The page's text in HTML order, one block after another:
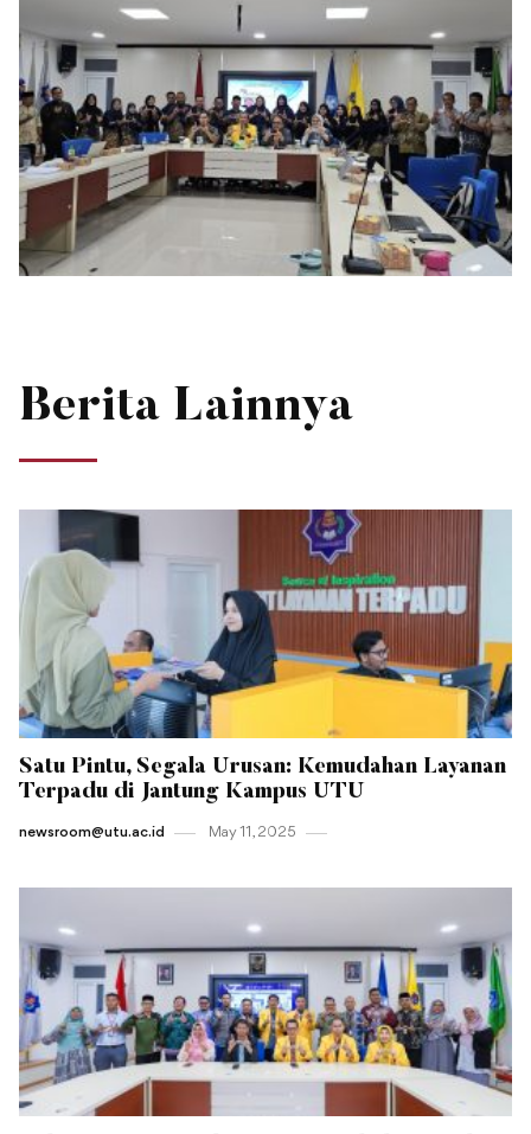
Berita Lainnya
Satu Pintu, Segala Urusan: Kemudahan Layanan
Terpadu di Jantung Kampus UTU
newsroom@utu.ac.id May 11 , 2025